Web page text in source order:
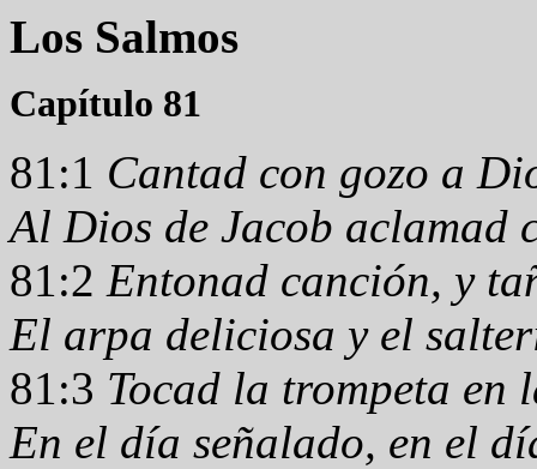
Los Salmos
Capítulo 81
81:1 Cantad con gozo a
Al Dios de Jacob aclamad
81:2 Entonad canción, y
El arpa deliciosa y el
81:3 Tocad la trompeta en
En el día señalado, en el